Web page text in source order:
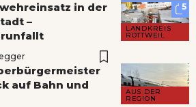
5
LANDKREIS
ROTTWEIL
in der
–
AUS DER
REGION
auf Bahn und